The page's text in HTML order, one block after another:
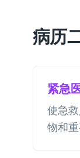
病历
紧急
使急
物和重